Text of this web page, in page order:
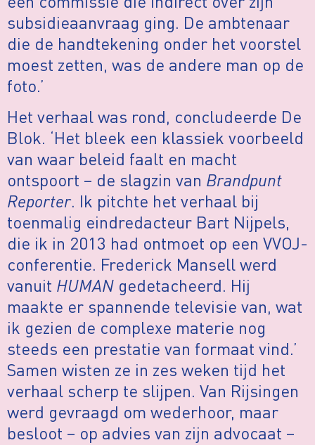
subsidieaanvraag ging. De ambtenaar
die de handtekening onder het voorstel
moest zetten, was de andere man op de
foto.’
Het verhaal was rond, concludeerde De
Blok. ‘Het bleek een klassiek voorbeeld
van waar beleid faalt en macht
ontspoort – de slagzin van Brandpunt
Reporter. Ik pitchte het verhaal bij
toenmalig eindredacteur Bart Nijpels,
die ik in 2013 had ontmoet op een VVOJ-
conferentie. Frederick Mansell werd
vanuit HUMAN gedetacheerd. Hij
maakte er spannende televisie van, wat
ik gezien de complexe materie nog
steeds een prestatie van formaat vind.’
Samen wisten ze in zes weken tijd het
verhaal scherp te slijpen. Van Rijsingen
werd gevraagd om wederhoor, maar
besloot – op advies van zijn advocaat –